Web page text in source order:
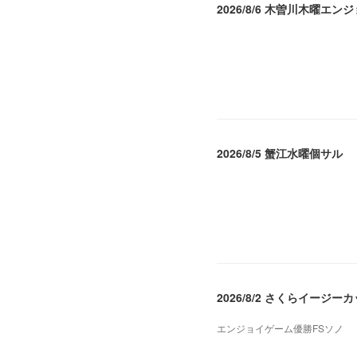
2026/8/6 木曽川木曜エン
2026/8/5 蟹江水曜個サル
2026/8/2 さくらイージーカ
エンジョイゲーム優勝FSソノ